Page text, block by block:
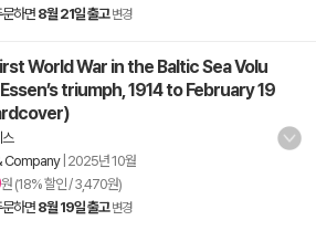
하면8월 21일 출고 변경
World War in the Baltic Sea Volu
Essen’s triumph, 1914 to February 19
스
Company| 2025년 10월
원 (18% 할인 / 3,470원)
하면8월 19일 출고 변경